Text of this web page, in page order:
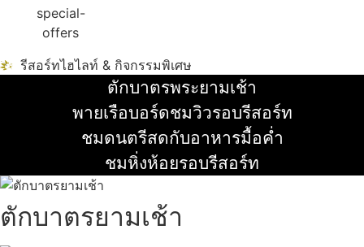
รีสอร์ทไฮไลท์ & กิจกรรมพิเศษ
ตักบาตรพระยามเช้า
อ่านเพิ่ม
พายเรือบอร์ดชมวิวรอบรีสอร์ท
อ่านเพิ่ม
ชมดนตรีสดกับอาหารมื้อค่ำ
อ่านเพิ่ม
ชมหิ่งห้อยรอบรีสอร์ท
ตักบาตรยามเช้า